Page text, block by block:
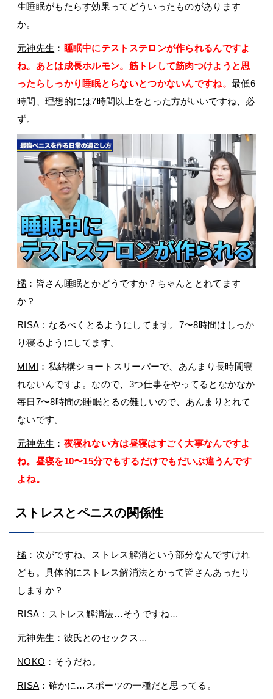
生睡眠がもたらす効果ってどういったものがあります
か。
元神先生 ： 睡眠中にテストステロンが作られるんですよ
ね。あとは成長ホルモン。筋トレして筋肉つけようと思
ったらしっかり睡眠とらないとつかないんですね。 最低6
時間、理想的には7時間以上をとった方がいいですね、必
ず。
橘 ：皆さん睡眠とかどうですか？ちゃんととれてます
か？
RISA ：なるべくとるようにしてます。7〜8時間はしっか
り寝るようにしてます。
MIMI ：私結構ショートスリーパーで、あんまり長時間寝
れないんですよ。なので、3つ仕事をやってるとなかなか
毎日7〜8時間の睡眠とるの難しいので、あんまりとれて
ないです。
元神先生 ： 夜寝れない方は昼寝はすごく大事なんですよ
ね。昼寝を10〜15分でもするだけでもだいぶ違うんです
よね。
ストレスとペニスの関係性
橘 ：次がですね、ストレス解消という部分なんですけれ
ども。具体的にストレス解消法とかって皆さんあったり
しますか？
RISA ：ストレス解消法…そうですね…
元神先生 ：彼氏とのセックス…
NOKO ：そうだね。
RISA ：確かに…スポーツの一種だと思ってる。